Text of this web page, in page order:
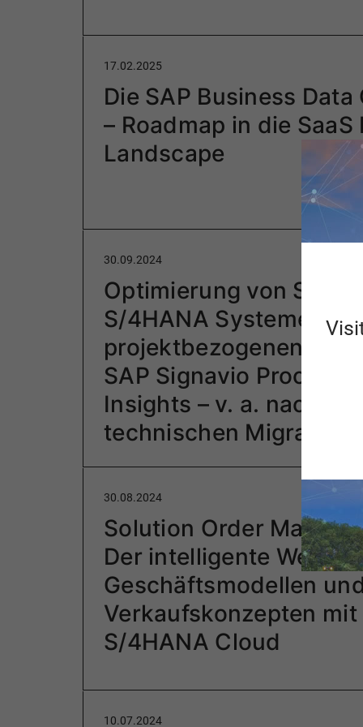
17.02.2025
Die SAP Business Data
– Roadmap in die SaaS
Landscape
30.09.2024
Optimierung von SAP
S/4HANA Systemen
projektbezogenen
SAP Signavio Process
Insights – v. a. nach
technischen Migrationen
30.08.2024
Solution Order
Der intelligente Weg zu
Geschäftsmodellen
Verkaufskonzepten mit
S/4HANA Cloud
10.07.2024